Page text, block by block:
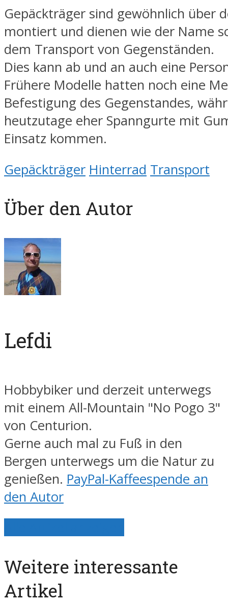
Gepäckträger sind gewöhnlich über
montiert und dienen wie der Name
dem Transport von Gegenständen.
Dies kann ab und an auch eine
Frühere Modelle hatten noch eine
Befestigung des Gegenstandes,
heutzutage eher Spanngurte mit
Einsatz kommen.
Gepäckträger Hinterrad Transport
Über den Autor
Lefdi
Hobbybiker und derzeit unterwegs
mit einem All-Mountain "No Pogo 3"
von Centurion.
Gerne auch mal zu Fuß in den
Bergen unterwegs um die Natur zu
genießen. PayPal-Kaffeespende an
den Autor
Weitere interessante
Artikel